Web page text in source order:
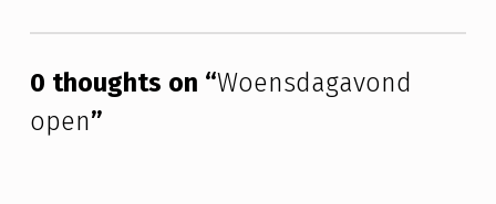
0 thoughts on “Woensdagavond
open”